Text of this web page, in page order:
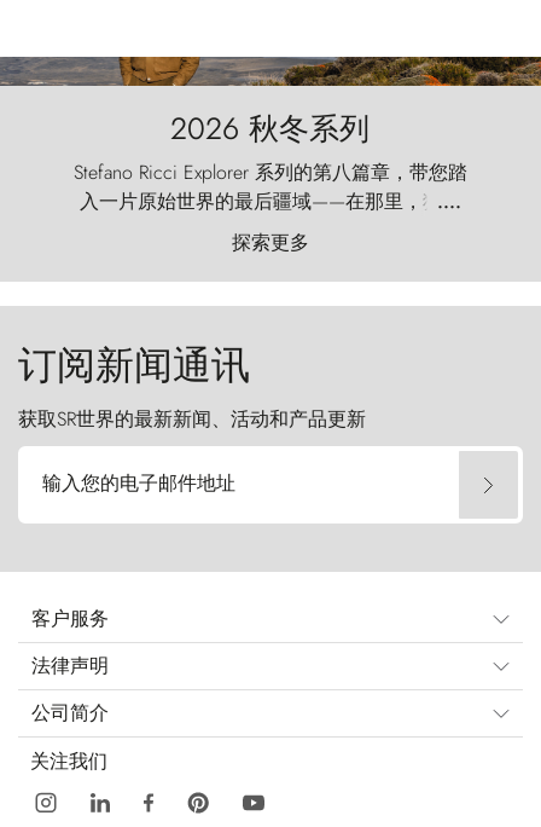
2026 秋冬系列
Stefano Ricci Explorer 系列的第八篇章，带您踏
入一片原始世界的最后疆域——在那里，狂风
以远古的怒号雕琢着自然，而百内塔（Torres
del Paine）则宛如石砌的哨兵，傲然向苍穹发
起挑战。
....
探索更多
订阅新闻通讯
获取SR世界的最新新闻、活动和产品更新
输入您的电子邮件地址
客户服务
法律声明
公司简介
关注我们